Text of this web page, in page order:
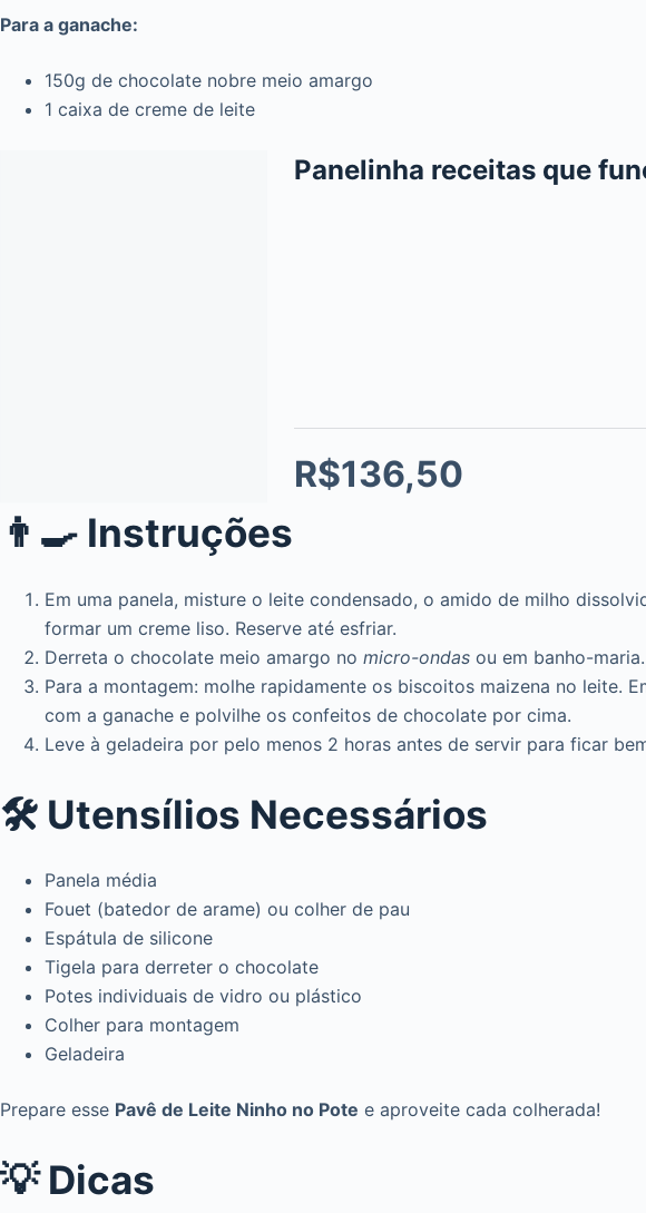
Para a ganache:
150g de chocolate nobre meio amargo
1 caixa de creme de leite
Panelinha receitas que
R$136,50
👨‍🍳 Instruções
Em uma panela, misture o leite condensado, o amido de milho
formar um creme liso. Reserve até esfriar.
Derreta o chocolate meio amargo no micro-ondas ou em banho-
Para a montagem: molhe rapidamente os biscoitos maizena no leite.
com a ganache e polvilhe os confeitos de chocolate por cima.
Leve à geladeira por pelo menos 2 horas antes de servir para ficar
🛠️ Utensílios Necessários
Panela média
Fouet (batedor de arame) ou colher de pau
Espátula de silicone
Tigela para derreter o chocolate
Potes individuais de vidro ou plástico
Colher para montagem
Geladeira
Prepare esse Pavê de Leite Ninho no Pote e aproveite cada colherada!
💡 Dicas